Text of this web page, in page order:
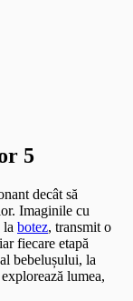
5
decât să
Imaginile cu
la botez, transmit o
fiecare etapă
bebelușului, la
lumea,